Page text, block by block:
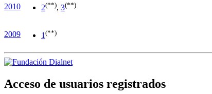
2010 2(**), 3(**)
2009 1 (**)
Acceso de usuarios registrados